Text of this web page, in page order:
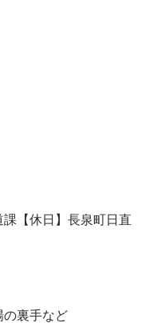
【休日】長泉町日直
の裏手など